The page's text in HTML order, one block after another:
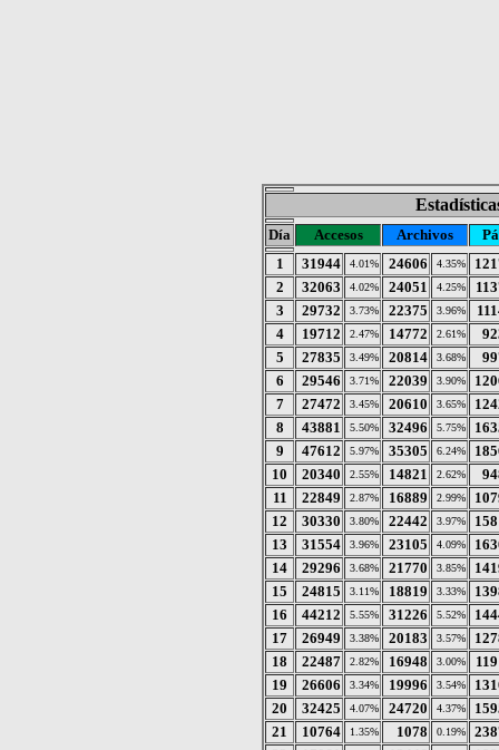
Día Accesos Archivos
1
31944 4.01% 24606 4.35%
2
32063 4.02% 24051 4.25%
3
29732 3.73% 22375 3.96%
4
19712 2.47% 14772 2.61%
5
27835 3.49% 20814 3.68%
6
29546 3.71% 22039 3.90%
7
27472 3.45% 20610 3.65%
8
43881 5.50% 32496 5.75%
9
47612 5.97% 35305 6.24%
10
20340 2.55% 14821 2.62%
11
22849 2.87% 16889 2.99%
12
30330 3.80% 22442 3.97%
13
31554 3.96% 23105 4.09%
14
29296 3.68% 21770 3.85%
15
24815 3.11% 18819 3.33%
16
44212 5.55% 31226 5.52%
17
26949 3.38% 20183 3.57%
18
22487 2.82% 16948 3.00%
19
26606 3.34% 19996 3.54%
20
32425 4.07% 24720 4.37%
21
10764 1.35% 1078 0.19%